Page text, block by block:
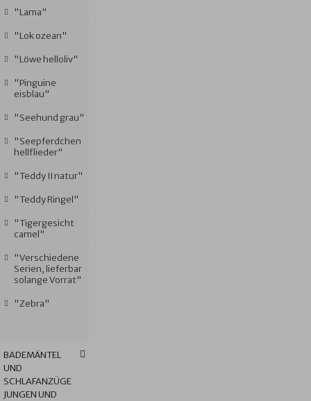
"Lama"
"Lok ozean"
"Löwe helloliv"
"Pinguine
eisblau"
"Seehund grau"
"Seepferdchen
hellflieder"
"Teddy II natur"
"Teddy Ringel"
"Tigergesicht
camel"
"Verschiedene
Serien, lieferbar
solange Vorrat"
"Zebra"
BADEMÄNTEL
UND
SCHLAFANZÜGE
JUNGEN UND